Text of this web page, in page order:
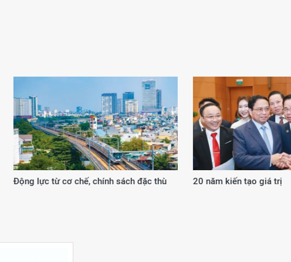
Động lực từ cơ chế, chính sách đặc thù 20 năm kiến tạo giá trị